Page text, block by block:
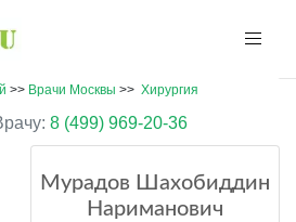
>> Врачи Москвы >> Хирургия
8 (499) 969-20-36
Мурадов Шахобиддин
Нариманович